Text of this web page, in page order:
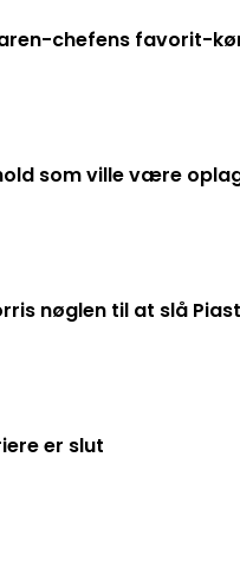
chefens favorit-
som ville være
nøglen til at slå
er slut